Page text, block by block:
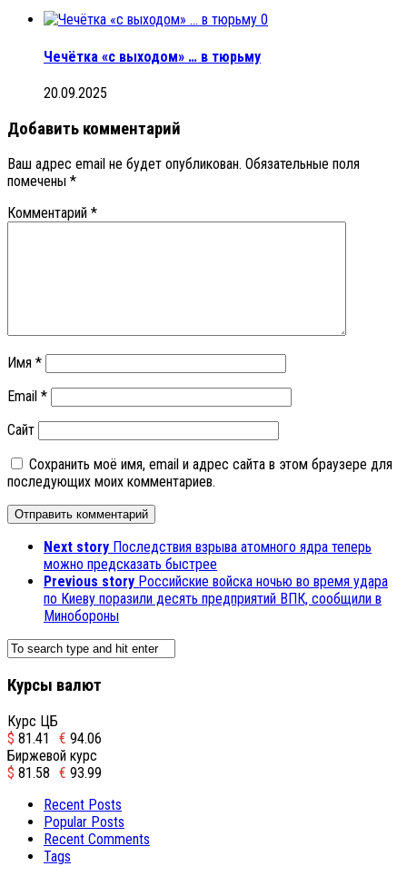
0
Чечётка «с выходом» … в тюрьму
20.09.2025
Добавить комментарий
Ваш адрес email не будет опубликован. Обязательные поля
помечены *
Комментарий *
Имя *
Email *
Сайт
Сохранить моё имя, email и адрес сайта в этом браузере для
последующих моих комментариев.
Next story Последствия взрыва атомного ядра теперь
можно предсказать быстрее
Previous story Российские войска ночью во время удара
по Киеву поразили десять предприятий ВПК, сообщили в
Минобороны
Курсы валют
Курс ЦБ
$ 81.41 € 94.06
Биржевой курс
$ 81.58 € 93.99
Recent Posts
Popular Posts
Recent Comments
Tags